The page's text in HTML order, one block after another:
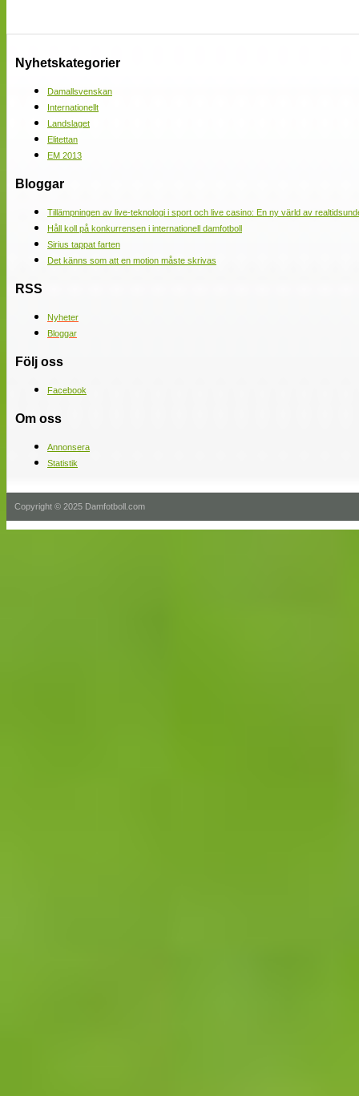
Nyhetskategorier
Damallsvenskan
Internationellt
Landslaget
Elitettan
EM 2013
Bloggar
Tillämpningen av live-teknologi i sport och live casino: En ny värld av
Håll koll på konkurrensen i internationell damfotboll
Sirius tappat farten
Det känns som att en motion måste skrivas
RSS
Nyheter
Bloggar
Följ oss
Facebook
Om oss
Annonsera
Statistik
Copyright © 2025 Damfotboll.com